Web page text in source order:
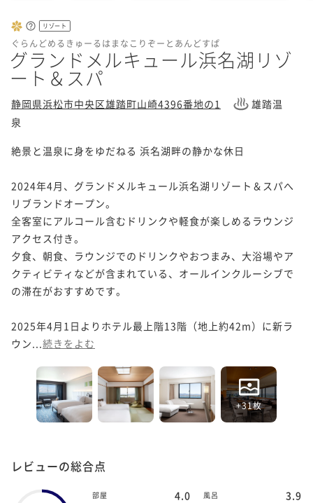
リゾート
ぐらんどめるきゅーるはまなこりぞーとあんどすぱ
グランドメルキュール浜名湖リゾ
ート＆スパ
静岡県浜松市中央区雄踏町山崎4396番地の1
雄踏温
泉
絶景と温泉に身をゆだねる 浜名湖畔の静かな休日
2024年4月、グランドメルキュール浜名湖リゾート＆スパへ
リブランドオープン。
全客室にアルコール含むドリンクや軽食が楽しめるラウンジ
アクセス付き。
夕食、朝食、ラウンジでのドリンクやおつまみ、大浴場やア
クティビティなどが含まれている、オールインクルーシブで
の滞在がおすすめです。
2025年4月1日よりホテル最上階13階（地上約42m）に新ラ
ウン... 続きをよむ
+31枚
レビューの総合点
部屋 4.0 風呂 3.9